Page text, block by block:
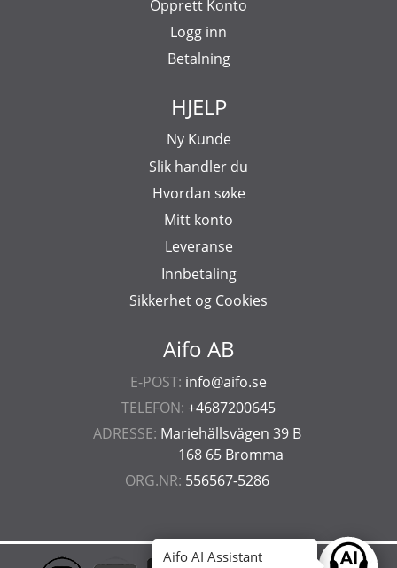
Aifo AB
E-POST: info@aifo.se
TELEFON: +4687200645
ADRESSE: Mariehällsvägen 39 B
168 65 Bromma
ORG.NR: 556567-5286
Opprett Konto
Logg inn
Betalning
HJELP
Ny Kunde
Slik handler du
Hvordan søke
Mitt konto
Leveranse
Innbetaling
Sikkerhet og Cookies
Aifo AI Assistant